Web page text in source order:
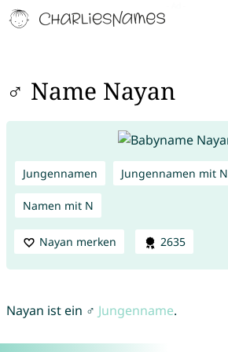
♂ Name Nayan
Jungennamen Jungennamen mit N
Namen mit N
Nayan merken 2635
Nayan ist ein ♂ Jungenname.